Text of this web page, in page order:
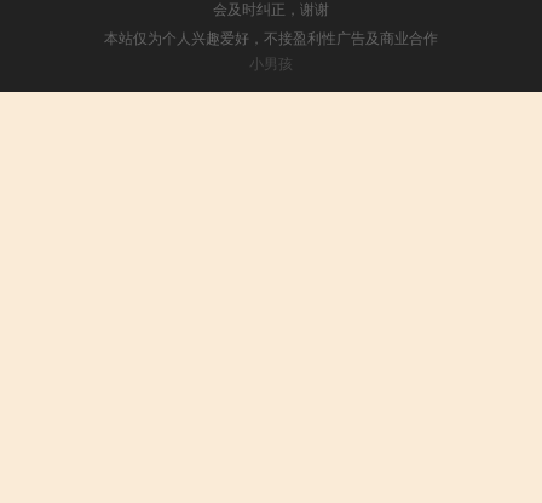
会及时纠正，谢谢
本站仅为个人兴趣爱好，不接盈利性广告及商业合作
小男孩